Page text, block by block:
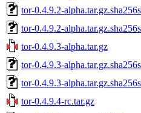
tor-0.4.9.2-
tor-0.4.9.2-
tor-0.4.9.3-alpha.tar.gz
tor-0.4.9.3-
tor-0.4.9.3-
tor-0.4.9.4-rc.tar.gz